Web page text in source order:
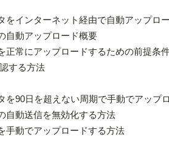
インターネット経由で自動アップロ
動アップロード概要
にアップロードするための前提条
する方法
90日を超えない周期で手動でアップ
動送信を無効化する方法
動でアップロードする方法